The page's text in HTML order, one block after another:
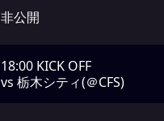
非公開
18:00 KICK OFF
vs 栃木シティ(＠CFS)